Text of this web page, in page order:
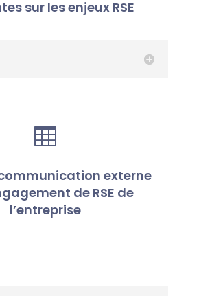
sur les enjeux RSE

externe
de RSE de
l’entreprise